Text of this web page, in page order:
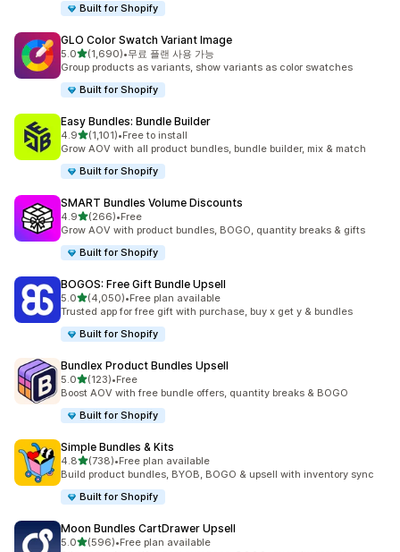
Built for Shopify
GLO Color Swatch Variant Image
5.0별 5개 중
(1,690)
총 리뷰 1690개
•무료 플랜 사용 가능
Group products as variants, show variants as color swatches
Built for Shopify
Easy Bundles: Bundle Builder
4.9별 5개 중
(1,101)
총 리뷰 1101개
•Free to install
Grow AOV with all product bundles, bundle builder, mix & match
Built for Shopify
SMART Bundles Volume Discounts
4.9별 5개 중
(266)
총 리뷰 266개
•Free
Grow AOV with product bundles, BOGO, quantity breaks & gifts
Built for Shopify
BOGOS: Free Gift Bundle Upsell
5.0별 5개 중
(4,050)
총 리뷰 4050개
•Free plan available
Trusted app for free gift with purchase, buy x get y & bundles
Built for Shopify
Bundlex Product Bundles Upsell
5.0별 5개 중
(123)
총 리뷰 123개
•Free
Boost AOV with free bundle offers, quantity breaks & BOGO
Built for Shopify
Simple Bundles & Kits
4.8별 5개 중
(738)
총 리뷰 738개
•Free plan available
Build product bundles, BYOB, BOGO & upsell with inventory sync
Built for Shopify
Moon Bundles CartDrawer Upsell
5.0별 5개 중
(596)
총 리뷰 596개
•Free plan available